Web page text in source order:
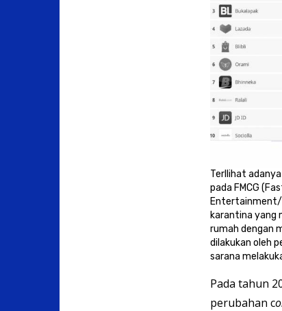
Terllihat
pada FMCG
Entertainment/
karantina yang
rumah dengan
dilakukan oleh
sarana
Pada tahun
perubahan c